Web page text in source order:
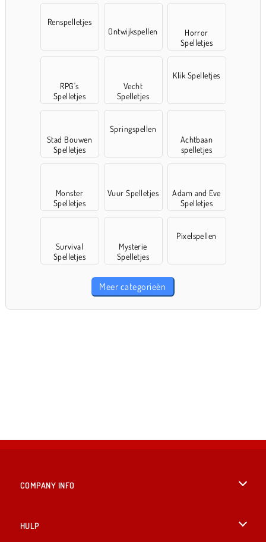
Renspelletjes
Ontwijkspellen
Horror
Spelletjes
RPG's
Spelletjes
Vecht
Spelletjes
Klik Spelletjes
Stad Bouwen
Spelletjes
Springspellen
Achtbaan
spelletjes
Monster
Spelletjes
Vuur Spelletjes
Adam and Eve
Spelletjes
Survival
Spelletjes
Mysterie
Spelletjes
Pixelspellen
Meer categorieën
COMPANY INFO
HULP